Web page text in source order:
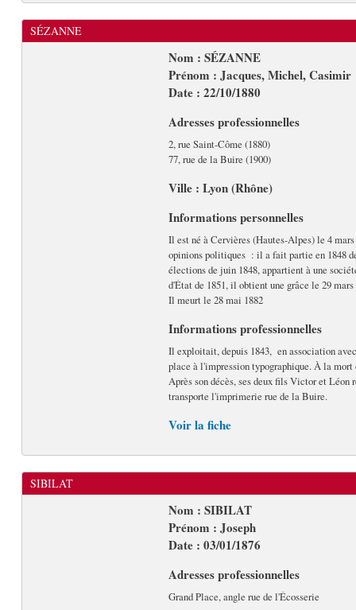
SÉZANNE
Nom : SÉZANNE
Prénom : Jacques, Michel, Casimir
Date : 22/10/1880
Adresses professionnelles
2, rue Saint-Côme (1880)
77, rue de la Buire (1900)
Ville : Lyon (Rhône)
Informations personnelles
Il est né à Cervières (Hautes-Alpes) le 4
opinions politiques : il a fait partie en 1848
élections de juin 1848, appartient à une
d'État de 1851, il obtient une grâce le 29
Il meurt le 28 mai 1882
Informations professionnelles
Il exploitait, depuis 1843, en association
place à l'impression typographique. À la
Après son décès, ses deux fils Victor et
transporte l'imprimerie rue de la Buire.
Voir la fiche
SIBILAT
Nom : SIBILAT
Prénom : Joseph
Date : 03/01/1876
Adresses professionnelles
Grand Place, angle rue de l'Écosserie